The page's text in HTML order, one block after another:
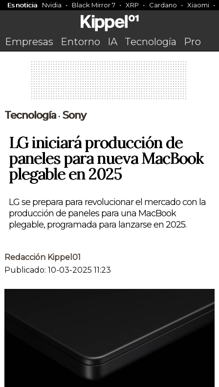
Es noticia Nvidia Black Mirror 7 XRP Cardano Xiaomi
Empresas Entorno IA Tecnología Pro
Tecnología• Sony
LG iniciará producción de
paneles para nueva MacBook
plegable en 2025
LG se prepara para revolucionar el mercado con la
producción de paneles para una MacBook
plegable, programada para lanzarse en 2025.
Redacción Kippel01
Publicado: 10-03-2025 11:23